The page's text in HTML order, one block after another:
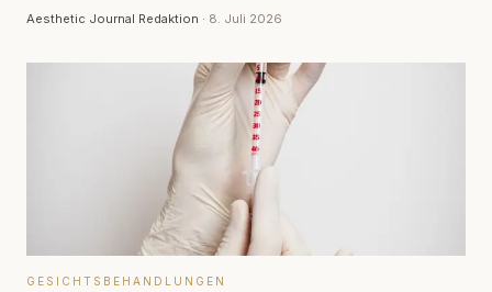
Aesthetic Journal Redaktion · 8. Juli 2026
GESICHTSBEHANDLUNGEN